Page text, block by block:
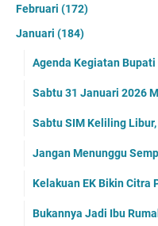
Februari (172)
Januari (184)
Agenda Kegiatan Bupati
Sabtu 31 Januari 2026
Sabtu SIM Keliling
Jangan Menunggu
Kelakuan EK Bikin Citra
Bukannya Jadi Ibu